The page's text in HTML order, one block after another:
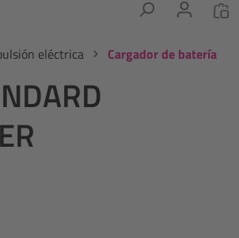
eléctrica Cargador de batería